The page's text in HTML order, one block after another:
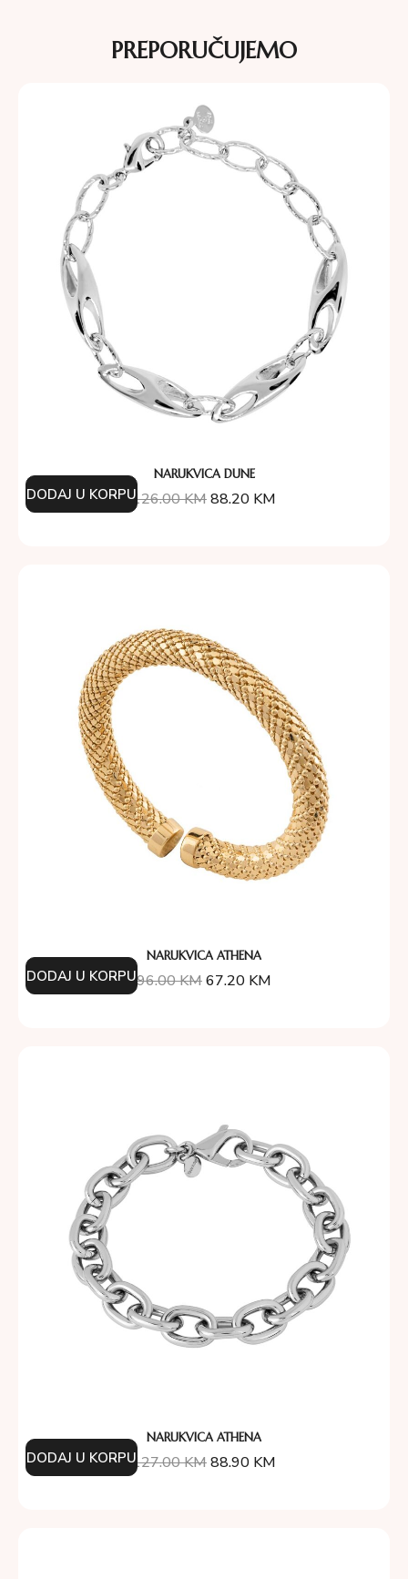
PREPORUČUJEMO
NARUKVICA DUNE
126.00KM88.20 KM
DODAJ U KORPU
NARUKVICA ATHENA
96.00KM67.20 KM
DODAJ U KORPU
NARUKVICA ATHENA
127.00KM88.90 KM
DODAJ U KORPU